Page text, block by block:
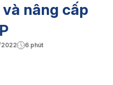
nâng cấp
6 phút